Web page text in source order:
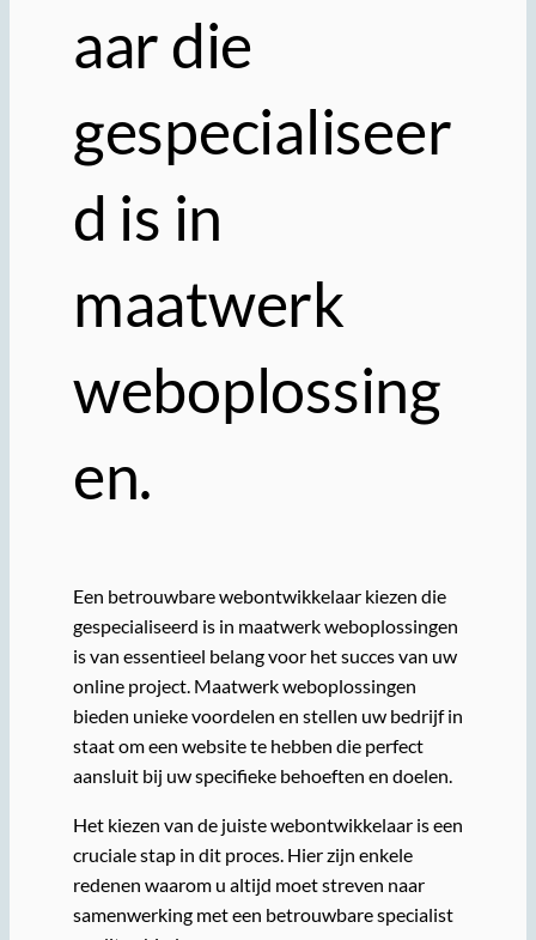
aar die
gespecialiseer
d is in
maatwerk
weboplossing
en.
Een betrouwbare webontwikkelaar kiezen die
gespecialiseerd is in maatwerk weboplossingen
is van essentieel belang voor het succes van uw
online project. Maatwerk weboplossingen
bieden unieke voordelen en stellen uw bedrijf in
staat om een website te hebben die perfect
aansluit bij uw specifieke behoeften en doelen.
Het kiezen van de juiste webontwikkelaar is een
cruciale stap in dit proces. Hier zijn enkele
redenen waarom u altijd moet streven naar
samenwerking met een betrouwbare specialist